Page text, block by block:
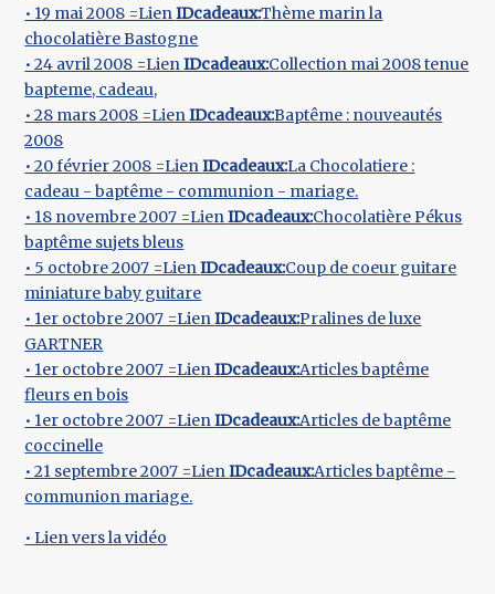
• 19 mai 2008 =LienIDcadeaux:Thème marin la
chocolatière Bastogne
• 24 avril 2008 =LienIDcadeaux:Collection mai 2008 tenue
bapteme, cadeau,
• 28 mars 2008 =LienIDcadeaux:Baptême : nouveautés
2008
• 20 février 2008 =LienIDcadeaux:La Chocolatiere :
cadeau - baptême - communion - mariage.
• 18 novembre 2007 =LienIDcadeaux:Chocolatière Pékus
baptême sujets bleus
• 5 octobre 2007 =LienIDcadeaux:Coup de coeur guitare
miniature baby guitare
• 1er octobre 2007 =LienIDcadeaux:Pralines de luxe
GARTNER
• 1er octobre 2007 =LienIDcadeaux:Articles baptême
fleurs en bois
• 1er octobre 2007 =LienIDcadeaux:Articles de baptême
coccinelle
• 21 septembre 2007 =LienIDcadeaux:Articles baptême -
communion mariage.
• Lien vers la vidéo